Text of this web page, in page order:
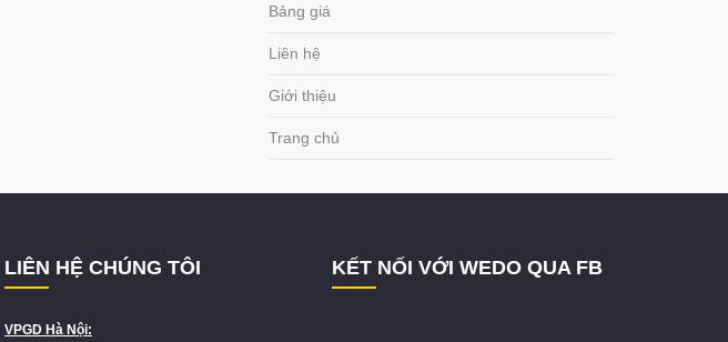
Bảng giá
Liên hệ
Giới thiệu
Trang chủ
LIÊN HỆ CHÚNG TÔI
VPGD Hà Nội:
KẾT NỐI VỚI WEDO QUA FB